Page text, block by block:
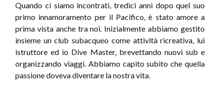
Quando ci siamo incontrati, tredici anni dopo quel suo
primo innamoramento per il Pacifico, è stato amore a
prima vista anche tra noi. Inizialmente abbiamo gestito
insieme un club subacqueo come attività ricreativa, lui
istruttore ed io Dive Master, brevettando nuovi sub e
organizzando viaggi. Abbiamo capito subito che quella
passione doveva diventare la nostra vita.